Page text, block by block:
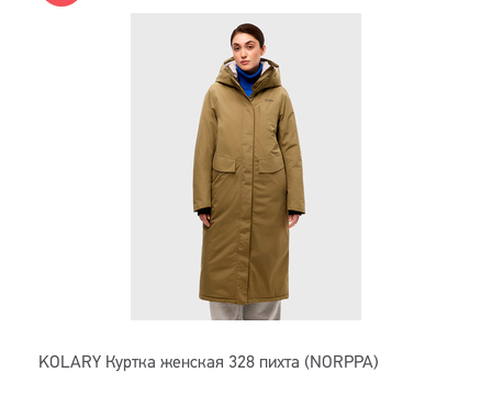
KOLARY Куртка женская 328 пихта (NORPPA)